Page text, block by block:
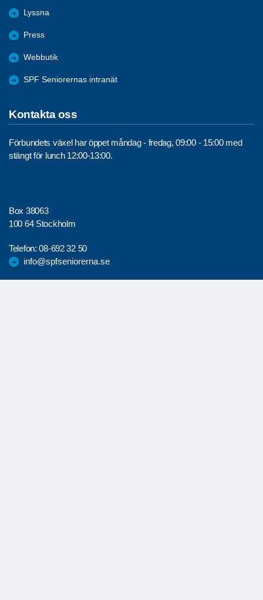
Lyssna
Press
Webbutik
SPF Seniorernas intranät
Kontakta oss
Förbundets växel har öppet måndag - fredag, 09:00 - 15:00 med
stängt för lunch 12:00-13:00.
Box 38063
100 64 Stockholm
Telefon:08-692 32 50
info@spfseniorerna.se